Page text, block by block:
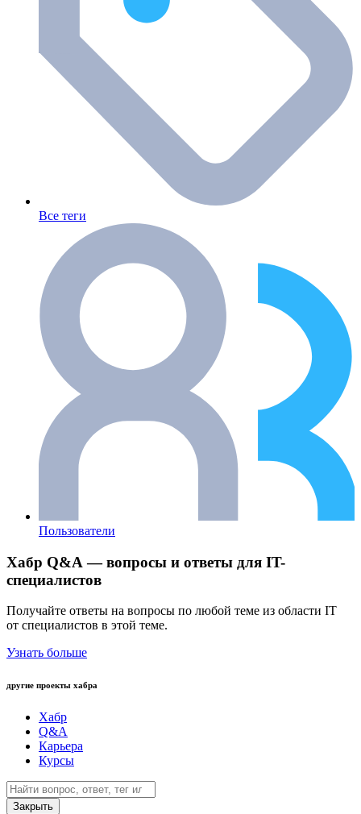
Все теги
Пользователи
Хабр Q&A — вопросы и ответы для IT-
специалистов
Получайте ответы на вопросы по любой теме из области IT
от специалистов в этой теме.
Узнать больше
другие проекты хабра
Хабр
Q&A
Карьера
Курсы
Закрыть